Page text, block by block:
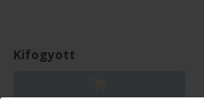
Kifogyott